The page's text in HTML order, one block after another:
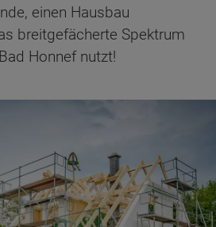
einen Hausbau
breitgefächerte Spektrum
Honnef nutzt!